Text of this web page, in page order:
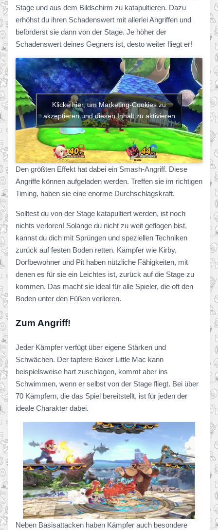
Stage und aus dem Bildschirm zu katapultieren. Dazu
erhöhst du ihren Schadenswert mit allerlei Angriffen und
beförderst sie dann von der Stage. Je höher der
Schadenswert deines Gegners ist, desto weiter fliegt er!
Klicke hier, um Marketing-Cookies zu
akzeptieren und diesen Inhalt zu aktivieren
Den größten Effekt hat dabei ein Smash-Angriff. Diese
Angriffe können aufgeladen werden. Treffen sie im richtigen
Timing, haben sie eine enorme Durchschlagskraft.
Solltest du von der Stage katapultiert werden, ist noch
nichts verloren! Solange du nicht zu weit geflogen bist,
kannst du dich mit Sprüngen und speziellen Techniken
zurück auf festen Boden retten. Kämpfer wie Kirby,
Dorfbewohner und Pit haben nützliche Fähigkeiten, mit
denen es für sie ein Leichtes ist, zurück auf die Stage zu
kommen. Das macht sie ideal für alle Spieler, die oft den
Boden unter den Füßen verlieren.
Zum Angriff!
Jeder Kämpfer verfügt über eigene Stärken und
Schwächen. Der tapfere Boxer Little Mac kann
beispielsweise hart zuschlagen, kommt aber ins
Schwimmen, wenn er selbst von der Stage fliegt. Bei über
70 Kämpfern, die das Spiel bereitstellt, ist für jeden der
ideale Charakter dabei.
Neben Basisattacken haben Kämpfer auch besondere